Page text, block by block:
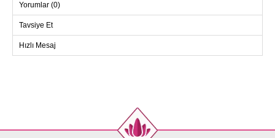
Fermuarlı kapatma özelliğiyle de günlük kullanım için
deneyimleyin.
Yorumlar (0)
Tavsiye Et
Hızlı Mesaj